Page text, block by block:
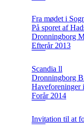
Fra mødet i
På sporet af
Dronningborg
Efterår 2013
Scandia ll
Dronningborg
Haveforeninger
Forår 2014
Invitation til at